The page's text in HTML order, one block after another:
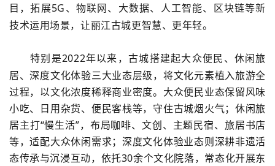
目，拓展5G、物联网、大数据、人工智能、区块链等新
技术运用场景，让丽江古城更智慧、更年轻。
特别是2022年以来，古城搭建起大众便民、休闲旅
居、深度文化体验三大业态层级，将文化元素植入旅游全
过程，以文化浓度稀释商业密度。大众便民业态保留风味
小吃、日用杂货、便民客栈等，守住古城烟火气；休闲旅
居主打“慢生活”，布局咖啡、文创、主题民宿、旅居书店
等，适配大众休闲需求；深度文化体验业态则深耕非遗活
态传承与沉浸互动，依托30余个文化院落，常态化开展东